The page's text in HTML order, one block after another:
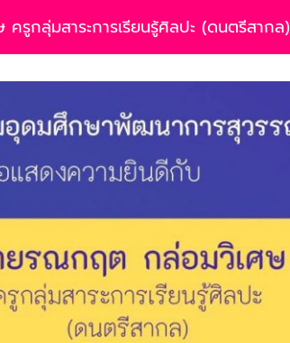
กลุ่มสาระการเรียนรู้ศิลปะ (ดนตรีสากล)